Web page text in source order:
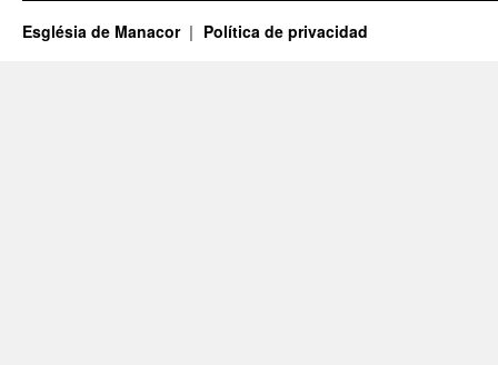
Església de Manacor Política de privacidad